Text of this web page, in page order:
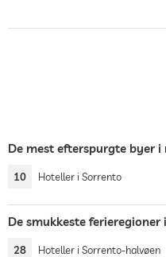
De mest efterspurgte byer
10 Hoteller i Sorrento
De smukkeste
28 Hoteller i Sorrento-halvøen